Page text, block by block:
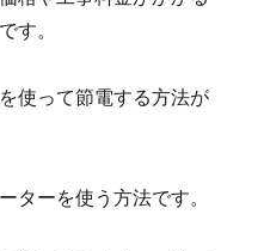
す。
使って節電する方法が
ターを使う方法です。